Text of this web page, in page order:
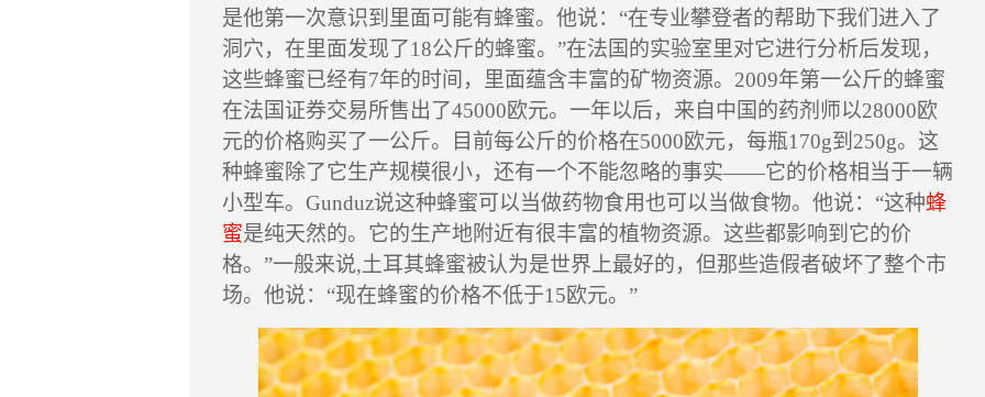
是他第一次意识到里面可能有蜂蜜。他说：“在专业攀登者的帮助下我们进入了
洞穴，在里面发现了18公斤的蜂蜜。 ”在法国的实验室里对它进行分析后发现，
这些蜂蜜已经有7年的时间，里面蕴含丰富的矿物资源。 2009年第一公斤的蜂蜜
在法国证券交易所售出了45000欧元。一年以后，来自中国的药剂师以28000欧
元的价格购买了一公斤。目前每公斤的价格在5000欧元，每瓶170g到 250g。这
种蜂蜜除了它生产规模很小，还有一个不能忽略的事实——它的价格相当于一辆
小型车。 Gunduz说这种蜂蜜可以当做药物食用也可以当做食物。他说： “这种蜂
蜜是纯天然的。它的生产地附近有很丰富的植物资源。这些都影响到它的价
格。 ”一般来说,土耳其蜂蜜被认为是世界上最好的，但那些造假者破坏了整个市
场。他说： “现在蜂蜜的价格不低于15欧元。 ”